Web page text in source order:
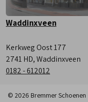
Waddinxveen
Kerkweg Oost 177
2741 HD, Waddinxveen
0182 - 612012
© 2026 Bremmer Schoenen